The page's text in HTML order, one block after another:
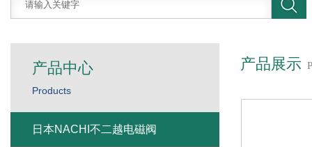
产品展示
产品中心
Products
日本NACHI不二越电磁阀